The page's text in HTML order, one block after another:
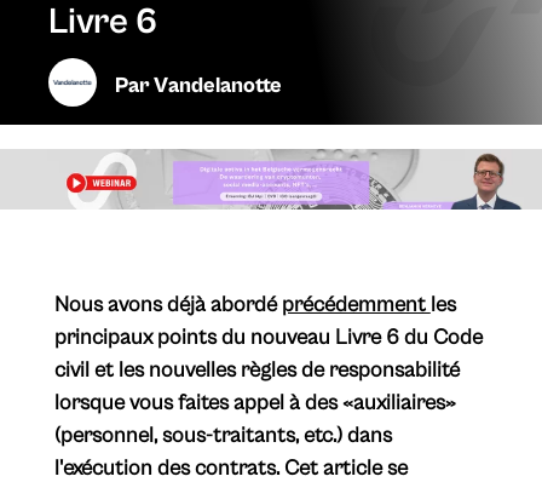
Livre 6
ParVandelanotte
Nous avons déjà abordéprécédemment les
principaux points du nouveau Livre 6 du Code
civil et les nouvelles règles de responsabilité
lorsque vous faites appel à des «auxiliaires»
(personnel, sous-traitants, etc.) dans
l'exécution des contrats. Cet article se